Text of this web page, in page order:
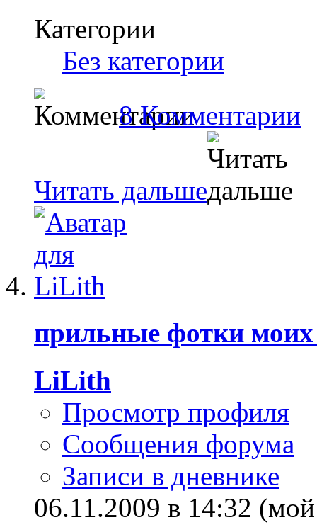
Категории
Без категории
8 Комментарии
Читать дальше
прильные фотки моих
LiLith
Просмотр профиля
Сообщения форума
Записи в дневнике
06.11.2009 в 14:32